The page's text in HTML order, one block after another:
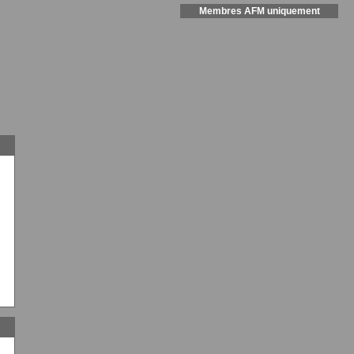
Membres AFM uniquement